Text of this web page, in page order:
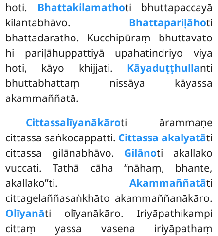
hoti. Bhattakilamathoti bhuttapaccayā
kilantabhāvo. Bhattapariḷāhoti
bhattadaratho. Kucchipūraṃ bhuttavato
hi pariḷāhuppattiyā upahatindriyo viya
hoti, kāyo khijjati. Kāyaduṭṭhullanti
bhuttabhattaṃ nissāya kāyassa
akammaññatā.
Cittassalīyanākāroti ārammaṇe
cittassa saṅkocappatti. Cittassa akalyatāti
cittassa gilānabhāvo. Gilānoti akallako
vuccati. Tathā cāha ‘‘nāhaṃ, bhante,
akallako’’ti. Akammaññatāti
cittagelaññasaṅkhāto akammaññanākāro.
Olīyanāti olīyanākāro. Iriyāpathikampi
cittaṃ yassa vasena iriyāpathaṃ